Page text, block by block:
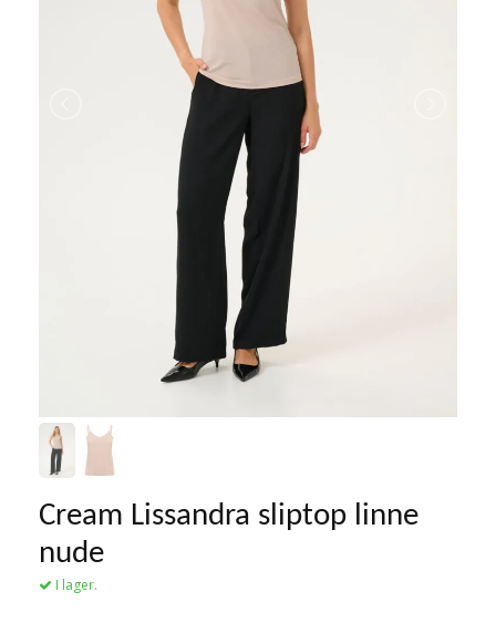
Cream Lissandra sliptop linne
nude
I lager.